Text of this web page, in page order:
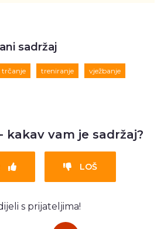
sadržaj
trčanje treniranje vježbanje
kakav vam je sadržaj?
LOŠ
s prijateljima!